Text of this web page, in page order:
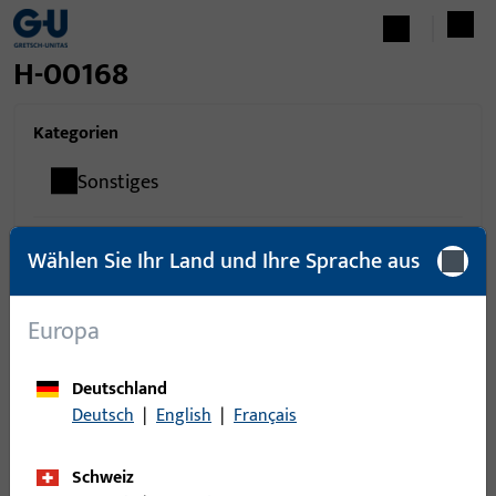
H-00168
Kategorien
Sonstiges
0Artikel gefunden
Artikel
Wählen Sie Ihr Land und Ihre Sprache aus
Europa
Deutschland
Deutsch | English | Français
Schweiz